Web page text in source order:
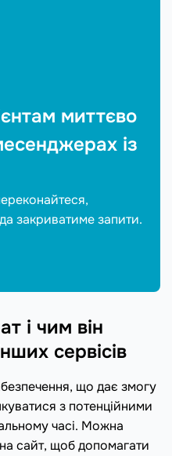
миттєво
із
закриватиме запити.
і чим він
сервісів
що дає змогу
з потенційними
часі. Можна
на сайт, щоб допомагати